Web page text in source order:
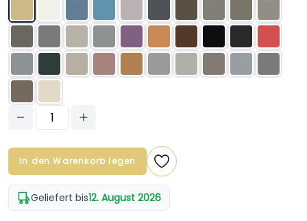
In den Warenkorb legen
Geliefert bis12. August 2026